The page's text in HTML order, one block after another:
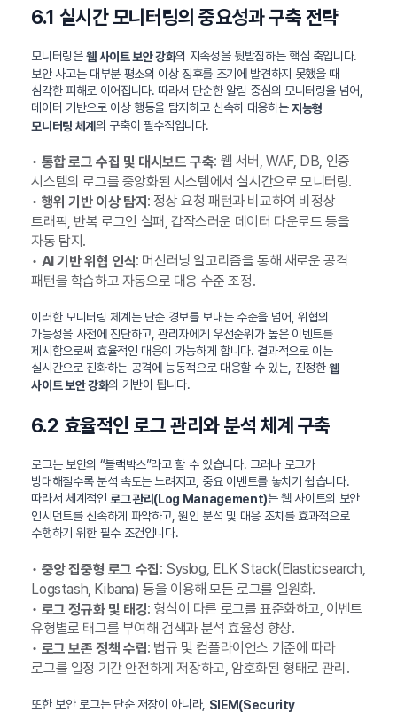
6.1 실시간 모니터링의 중요성과 구축 전략
모니터링은웹 사이트 보안 강화의 지속성을 뒷받침하는 핵심 축입니다.
보안 사고는 대부분 평소의 이상 징후를 조기에 발견하지 못했을 때
심각한 피해로 이어집니다. 따라서 단순한 알림 중심의 모니터링을 넘어,
데이터 기반으로 이상 행동을 탐지하고 신속히 대응하는지능형
모니터링 체계의 구축이 필수적입니다.
• 통합 로그 수집 및 대시보드 구축: 웹 서버, WAF, DB, 인증
시스템의 로그를 중앙화된 시스템에서 실시간으로 모니터링.
• 행위 기반 이상 탐지 : 정상 요청 패턴과 비교하여 비정상
트래픽, 반복 로그인 실패, 갑작스러운 데이터 다운로드 등을
자동 탐지.
• AI 기반 위협 인식: 머신러닝 알고리즘을 통해 새로운 공격
패턴을 학습하고 자동으로 대응 수준 조정.
이러한 모니터링 체계는 단순 경보를 보내는 수준을 넘어, 위협의
가능성을 사전에 진단하고, 관리자에게 우선순위가 높은 이벤트를
제시함으로써 효율적인 대응이 가능하게 합니다. 결과적으로 이는
실시간으로 진화하는 공격에 능동적으로 대응할 수 있는, 진정한웹
사이트 보안 강화의 기반이 됩니다.
6.2 효율적인 로그 관리와 분석 체계 구축
로그는 보안의 “블랙박스”라고 할 수 있습니다. 그러나 로그가
방대해질수록 분석 속도는 느려지고, 중요 이벤트를 놓치기 쉽습니다.
따라서 체계적인 로그 관리(Log Management)는 웹 사이트의 보안
인시던트를 신속하게 파악하고, 원인 분석 및 대응 조치를 효과적으로
수행하기 위한 필수 조건입니다.
• 중앙 집중형 로그 수집: Syslog, ELK Stack(Elasticsearch,
Logstash, Kibana) 등을 이용해 모든 로그를 일원화.
• 로그 정규화 및 태깅: 형식이 다른 로그를 표준화하고, 이벤트
유형별로 태그를 부여해 검색과 분석 효율성 향상.
• 로그 보존 정책 수립: 법규 및 컴플라이언스 기준에 따라
로그를 일정 기간 안전하게 저장하고, 암호화된 형태로 관리.
또한 보안 로그는 단순 저장이 아니라, SIEM(Security